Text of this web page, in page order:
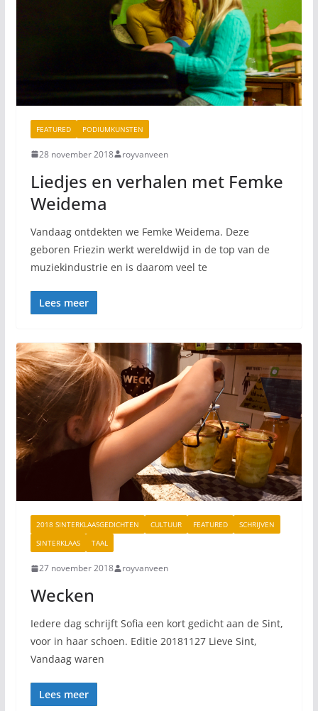
FEATURED PODIUMKUNSTEN
28 november 2018 royvanveen
Liedjes en verhalen met Femke
Weidema
Vandaag ontdekten we Femke Weidema. Deze
geboren Friezin werkt wereldwijd in de top van de
muziekindustrie en is daarom veel te
Lees meer
2018 SINTERKLAASGEDICHTEN CULTUUR FEATURED
SCHRIJVEN
SINTERKLAAS
TAAL
27 november 2018 royvanveen
Wecken
Iedere dag schrijft Sofia een kort gedicht aan de Sint,
voor in haar schoen. Editie 20181127 Lieve Sint,
Vandaag waren
Lees meer